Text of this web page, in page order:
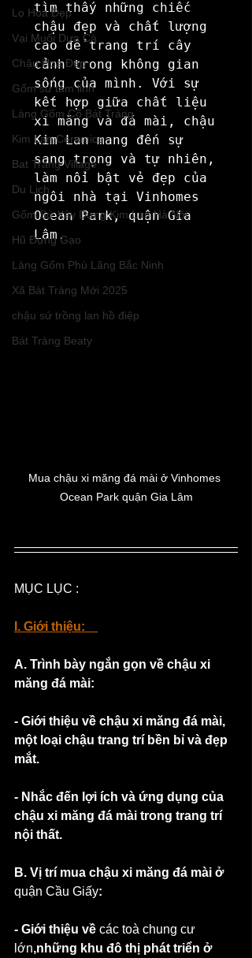
Lọ Hoa Đẹp
Vại Muối Dưa Cà
Chậu Hoa Đẹp
Gốm sứ tâm linh
Làng Gốm Cổ Bát Tràng
Kim Lan Ceramics
Bat Trang Village
Du Lịch
Gốm Sứ Xây Dựng Kim Lan Hà Nội
Hũ Đựng Gạo
Làng Gốm Phù Lãng Bắc Ninh
Xã Bát Tràng Mới 2025
chậu sứ trồng lan hồ điệp
Bát Tràng Beaty
tìm thấy những chiếc
chậu đẹp và chất lượng
cao để trang trí cây
cảnh trong không gian
sống của mình. Với sự
kết hợp giữa chất liệu
xi măng và đá mài, chậu
Kim Lan mang đến sự
sang trọng và tự nhiên,
làm nổi bật vẻ đẹp của
ngôi nhà tại Vinhomes
Ocean Park, quận Gia
Lâm.
Mua chậu xi măng đá mài ở Vinhomes
Ocean Park quận Gia Lâm
MỤC LỤC :
I. Giới thiệu:
A. Trình bày ngắn gọn về chậu xi
măng đá mài:
- Giới thiệu về chậu xi măng đá mài,
một loại chậu trang trí bền bỉ và đẹp
mắt.
- Nhắc đến lợi ích và ứng dụng của
chậu xi măng đá mài trong trang trí
nội thất.
B. Vị trí mua chậu xi măng đá mài ở
quận Cầu Giấy:
- Giới thiệu về các toà chung cư
lớn,những khu đô thị phát triển ở